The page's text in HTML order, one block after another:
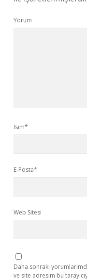
Yorum
İsim*
E-Posta*
Web Sitesi
Daha sonraki
ve site adresim bu